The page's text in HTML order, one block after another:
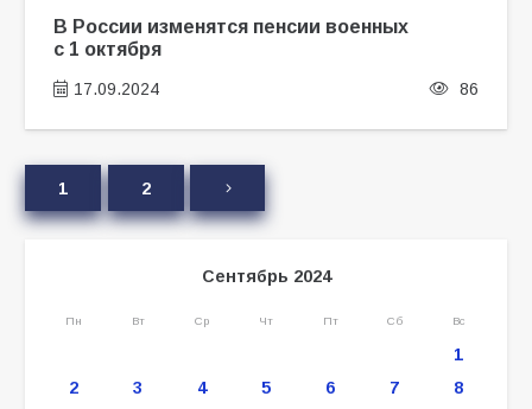
В России изменятся пенсии военных
с 1 октября
17.09.2024 86
1 2
Сентябрь 2024
Пн Вт Ср Чт Пт Сб Вс
1
2
3 4 5 6 7
8